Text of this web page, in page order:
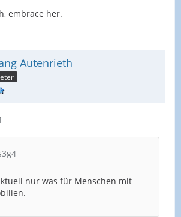
embrace her.
Autenrieth
nur was für Menschen mit